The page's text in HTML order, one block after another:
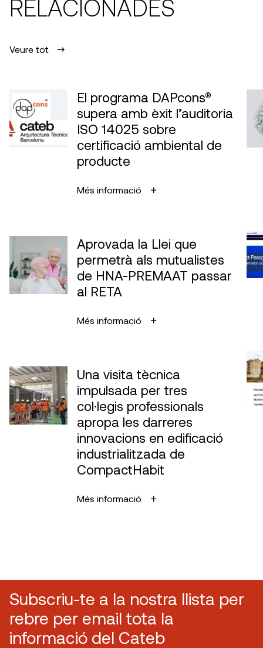
RELACIONADES
Veure tot
El programa DAPcons®
supera amb èxit l’auditoria
ISO 14025 sobre
certificació ambiental de
producte
Més informació
Aprovada la Llei que
permetrà als mutualistes
de HNA-PREMAAT passar
al RETA
Més informació
Una visita tècnica
impulsada per tres
col·legis professionals
apropa les darreres
innovacions en edificació
industrialitzada de
CompactHabit
Més informació
Subscriu-te a la nostra llista per
rebre per email tota la
informació del Cateb